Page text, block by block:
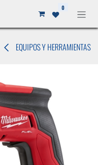
0
EQUIPOS Y HERRAMIENTAS